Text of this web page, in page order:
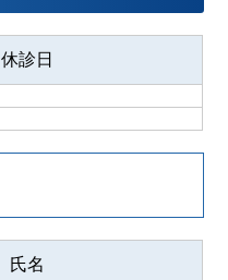
休診日
氏名